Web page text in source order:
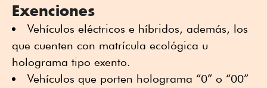
Exenciones
Vehículos eléctricos e híbridos, además, los
que cuenten con matrícula ecológica u
holograma tipo exento.
Vehículos que porten holograma “0” o “00”